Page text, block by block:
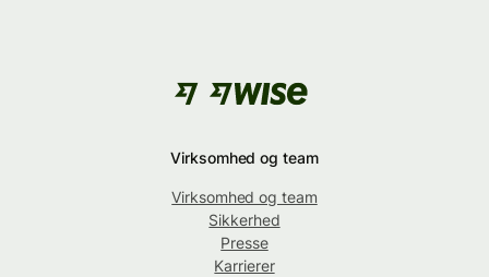
Virksomhed og team
Virksomhed og team
Sikkerhed
Presse
Karrierer